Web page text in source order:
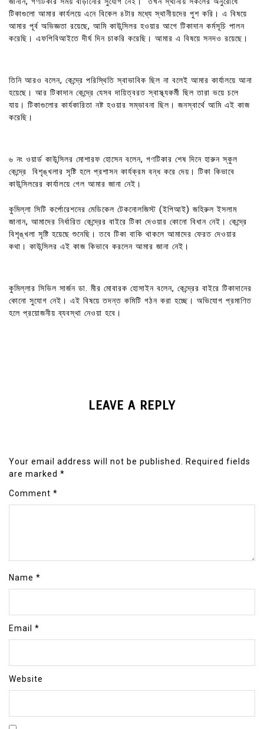
টিকাগুলো আমার কার্যলয়ে এনে বিকেল ৪টার মধ্যে স্থানীয়দের পুশ করি। এ বিষয়ে
আমার পূর্ব অভিজ্ঞতা রয়েছে, আমি কাউন্সিলর হওয়ার আগে টিকাদান কর্মসূচি পালন
করেছি। এফপিবিআইতে দীর্ঘ দিন চাকরি করেছি। আমার এ বিষয়ে সনদও রয়েছে।
তিনি আরও বলেন, কেন্দ্রে পরিস্থিতি স্বাভাবিক ছিল না বলেই আমার কার্যালয়ে আনা
হয়েছে। আর টিকাদান কেন্দ্রে যেসব দায়িত্বরত স্বাস্থ্যকর্মী ছিল তারা ভয়ে চলে
যায়। টিকাগুলোর কার্যকারিতা নষ্ট হওয়ার সম্ভাবনা ছিল। জনস্বার্থে আমি এই কাজ
করেছি।
৬ নং ওয়ার্ড কাউন্সিলর মোশারফ হোসেন বলেন, গণটিকার শেষ দিনে হারুন স্কুল
কেন্দ্রে বিশৃঙ্খলার সৃষ্টি হলে প্রশাসন কার্যক্রম বন্ধ করে দেয়। টিকা কিভাবে
কাউন্সিলরের কার্যালয়ে গেল আমার জানা নেই।
কুমিল্লা সিটি কর্পোরেশনের মেডিকেল টেকনোলজিস্ট (ইপিআই) জহিরুল ইসলাম
জানান, আমাদের নির্ধারিত কেন্দ্রের বাইরে টিকা দেওয়ার কোনো বিধান নেই। কেন্দ্রে
বিশৃঙ্খলা সৃষ্টি হয়েছে শুনেছি। তবে টিকা বাকি থাকলে আমাদের ফেরত দেওয়ার
কথা। কাউন্সিলর এই কাজ কিভাবে করলেন আমার জানা নেই।
কুমিল্লার সিভিল সার্জন ডা. মীর মোবারক হোসাইন বলেন, কেন্দ্রের বাইরে টিকাদানের
কোনো সুযোগ নেই। এই বিষয়ে তদন্ত কমিটি গঠন করা হচ্ছে। অভিযোগ প্রমাণিত
হলে প্রয়োজনীয় ব্যবস্থা নেওয়া হবে।
LEAVE A REPLY
Your email address will not be published.
Required fields
are marked *
Comment *
Name *
Email *
Website